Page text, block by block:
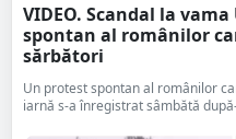
VIDEO. Scandal la
spontan al românilor
sărbători
Un protest spontan al românilor
iarnă s-a înregistrat sâmbătă